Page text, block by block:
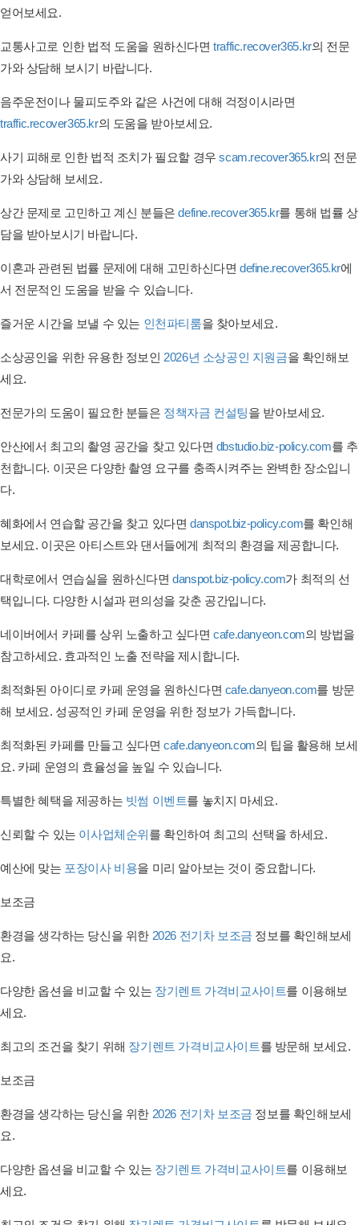
얻어보세요.
교통사고로 인한 법적 도움을 원하신다면traffic.recover365.kr의 전문
가와 상담해 보시기 바랍니다.
음주운전이나 물피도주와 같은 사건에 대해 걱정이시라면
traffic.recover365.kr의 도움을 받아보세요.
사기 피해로 인한 법적 조치가 필요할 경우scam.recover365.kr의 전문
가와 상담해 보세요.
상간 문제로 고민하고 계신 분들은define.recover365.kr를 통해 법률 상
담을 받아보시기 바랍니다.
이혼과 관련된 법률 문제에 대해 고민하신다면 define.recover365.kr에
서 전문적인 도움을 받을 수 있습니다.
즐거운 시간을 보낼 수 있는 인천파티룸을 찾아보세요.
소상공인을 위한 유용한 정보인 2026년 소상공인 지원금을 확인해보
세요.
전문가의 도움이 필요한 분들은 정책자금 컨설팅을 받아보세요.
안산에서 최고의 촬영 공간을 찾고 있다면 dbstudio.biz-policy.com를 추
천합니다. 이곳은 다양한 촬영 요구를 충족시켜주는 완벽한 장소입니
다.
혜화에서 연습할 공간을 찾고 있다면danspot.biz-policy.com를 확인해
보세요. 이곳은 아티스트와 댄서들에게 최적의 환경을 제공합니다.
대학로에서 연습실을 원하신다면danspot.biz-policy.com가 최적의 선
택입니다. 다양한 시설과 편의성을 갖춘 공간입니다.
네이버에서 카페를 상위 노출하고 싶다면cafe.danyeon.com의 방법을
참고하세요. 효과적인 노출 전략을 제시합니다.
최적화된 아이디로 카페 운영을 원하신다면 cafe.danyeon.com를 방문
해 보세요. 성공적인 카페 운영을 위한 정보가 가득합니다.
최적화된 카페를 만들고 싶다면cafe.danyeon.com의 팁을 활용해 보세
요. 카페 운영의 효율성을 높일 수 있습니다.
특별한 혜택을 제공하는 빗썸 이벤트를 놓치지 마세요.
신뢰할 수 있는 이사업체순위를 확인하여 최고의 선택을 하세요.
예산에 맞는 포장이사 비용을 미리 알아보는 것이 중요합니다.
보조금
환경을 생각하는 당신을 위한 2026 전기차 보조금 정보를 확인해보세
요.
다양한 옵션을 비교할 수 있는 장기렌트 가격비교사이트를 이용해보
세요.
최고의 조건을 찾기 위해 장기렌트 가격비교사이트를 방문해 보세요.
보조금
환경을 생각하는 당신을 위한 2026 전기차 보조금 정보를 확인해보세
요.
다양한 옵션을 비교할 수 있는 장기렌트 가격비교사이트를 이용해보
세요.